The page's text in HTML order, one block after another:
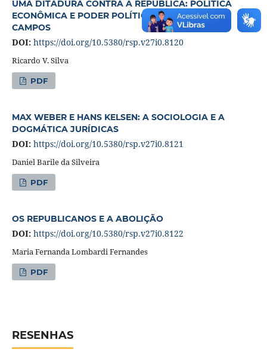
UMA DITADURA CONTRA A REPÚBLICA: POLÍTICA
ECONÔMICA E PODER POLÍTICO EM ROBERTO
CAMPOS
DOI: https://doi.org/10.5380/rsp.v27i0.8120
Ricardo V. Silva
PDF
MAX WEBER E HANS KELSEN: A SOCIOLOGIA E A
DOGMÁTICA JURÍDICAS
DOI: https://doi.org/10.5380/rsp.v27i0.8121
Daniel Barile da Silveira
PDF
OS REPUBLICANOS E A ABOLIÇÃO
DOI: https://doi.org/10.5380/rsp.v27i0.8122
Maria Fernanda Lombardi Fernandes
PDF
RESENHAS